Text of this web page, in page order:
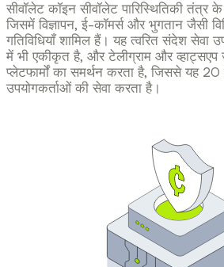
सीवॉलेट कॉइन सीवॉलेट पारिस्थितिकी तंत्र
जिसमें विज्ञापन, ई-कॉमर्स और भुगतान जैसी
गतिविधियाँ शामिल हैं। यह त्वरित संदेश सेवा
में भी एकीकृत है, और टेलीग्राम और
प्लेटफार्मों का समर्थन करता है, जिससे यह
उपयोगकर्ताओं की सेवा करता है।